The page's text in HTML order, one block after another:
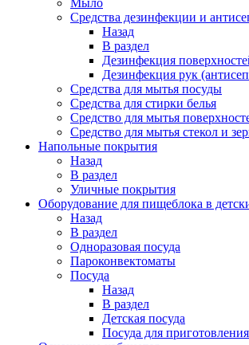
Мыло
Средства дезинфекции и
Назад
В раздел
Дезинфекция
Дезинфекция рук
Средства для мытья посуды
Средства для стирки белья
Средство для мытья
Средство для мытья стекол и
Напольные покрытия
Назад
В раздел
Уличные покрытия
Оборудование для пищеблока в
Назад
В раздел
Одноразовая посуда
Пароконвектоматы
Посуда
Назад
В раздел
Детская посуда
Посуда для